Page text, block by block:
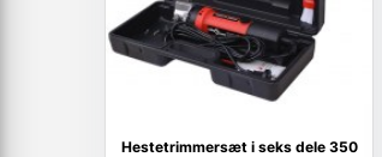
Hestetrimmersæt i seks dele 350